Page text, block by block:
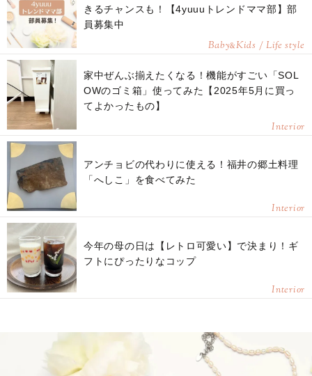
きるチャンスも！【4yuuuトレンドママ部】部
員募集中
Baby&Kids / Life style
家中ぜんぶ揃えたくなる！機能がすごい「SOL
OWのゴミ箱」使ってみた【2025年5月に買っ
てよかったもの】
Interior
アンチョビの代わりに使える！福井の郷土料理
「へしこ」を食べてみた
Interior
今年の母の日は【レトロ可愛い】で決まり！ギ
フトにぴったりなコップ
Interior